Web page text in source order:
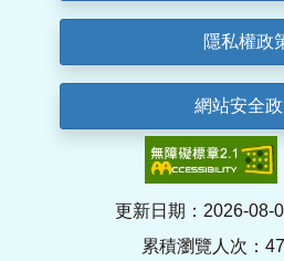
隱私權政
網站安全
更新日期：2026-08-
累積瀏覽人次：